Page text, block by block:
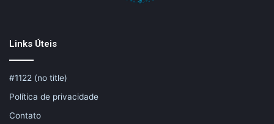
Links Úteis
#1122 (no title)
Política de privacidade
Contato